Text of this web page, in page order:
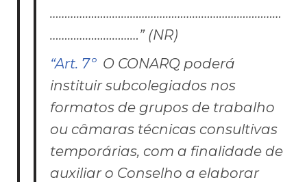
……………………………………………………………………
…………………………” (NR)
“Art. 7ºO CONARQ poderá
instituir subcolegiados nos
formatos de grupos de trabalho
ou câmaras técnicas consultivas
temporárias, com a finalidade de
auxiliar o Conselho a elaborar